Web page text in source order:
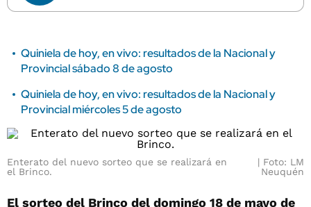
Quiniela de hoy, en vivo: resultados de la Nacional y
Provincial sábado 8 de agosto
Quiniela de hoy, en vivo: resultados de la Nacional y
Provincial miércoles 5 de agosto
Enterato del nuevo sorteo que se realizará en
el Brinco.
Foto: LM
Neuquén
El sorteo del Brinco del domingo 18 de mayo de